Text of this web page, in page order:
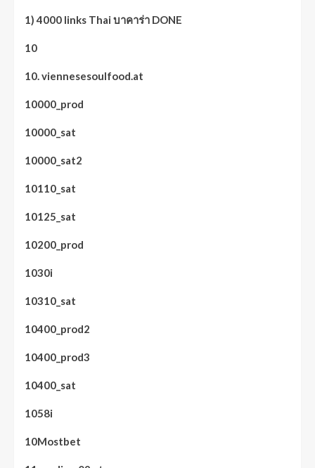
1) 4000 links Thai บาคาร่า DONE
10
10. viennesesoulfood.at
10000_prod
10000_sat
10000_sat2
10110_sat
10125_sat
10200_prod
1030i
10310_sat
10400_prod2
10400_prod3
10400_sat
1058i
10Mostbet